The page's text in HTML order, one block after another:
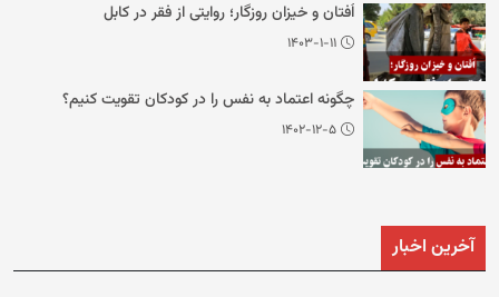
اُفتان و خیزان روزگار؛ روایتی از فقر در کابل
۱۴۰۳-۱-۱۱
چگونه اعتماد به نفس را در کودکان تقویت کنیم؟
۱۴۰۲-۱۲-۵
آخرین اخبار